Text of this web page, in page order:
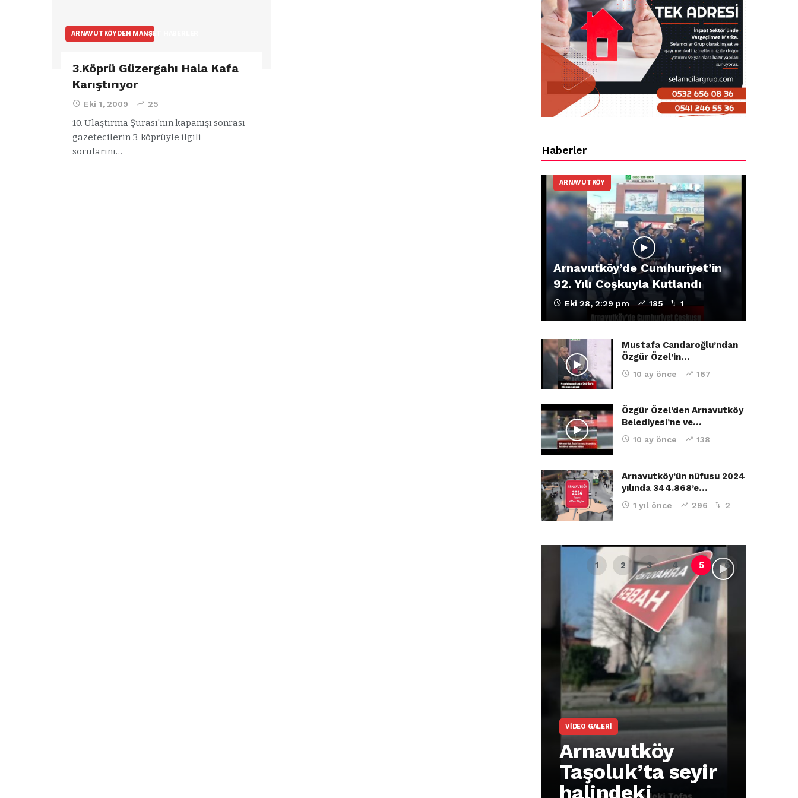
ARNAVUTKÖYDEN MANŞET HABERLER
3.Köprü Güzergahı Hala Kafa
Karıştırıyor
Eki 1, 2009 25
10. Ulaştırma Şurası'nın kapanışı sonrası
gazetecilerin 3. köprüyle ilgili
sorularını…
Haberler
ARNAVUTKÖY
Arnavutköy’de Cumhuriyet’in
92. Yılı Coşkuyla Kutlandı
Eki 28, 2:29 pm 185 1
Mustafa Candaroğlu’ndan
Özgür Özel’in…
10 ay önce 167
Özgür Özel’den Arnavutköy
Belediyesi’ne ve…
10 ay önce 138
Arnavutköy’ün nüfusu 2024
yılında 344.868’e…
1 yıl önce 296 2
VIDEO GALERI
Arnavutköy
Taşoluk’ta seyir
halindeki